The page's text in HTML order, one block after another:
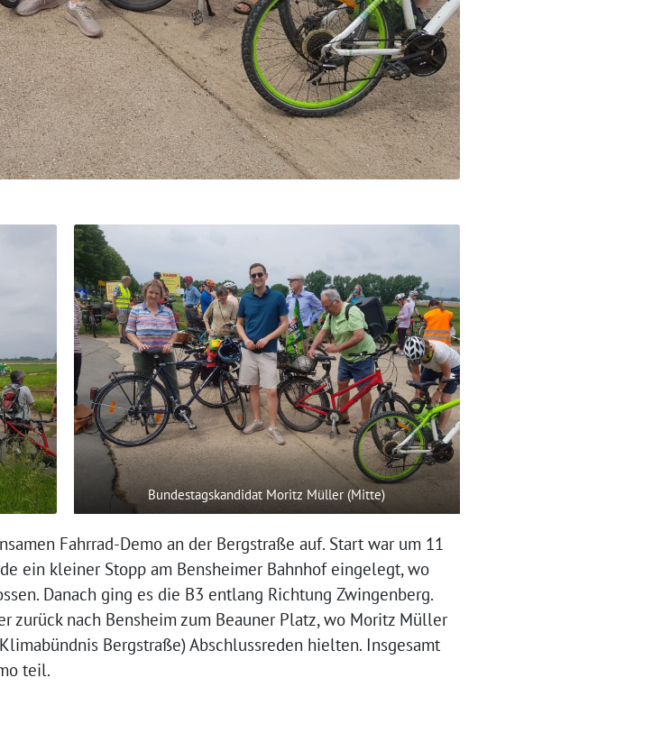
Bundestagskandidat Moritz Müller (Mitte)
Fahrrad-Demo an der Bergstraße auf. Start war um 11
ein kleiner Stopp am Bensheimer Bahnhof eingelegt, wo
Danach ging es die B3 entlang Richtung Zwingenberg.
zurück nach Bensheim zum Beauner Platz, wo Moritz Müller
Bergstraße) Abschlussreden hielten. Insgesamt
teil.